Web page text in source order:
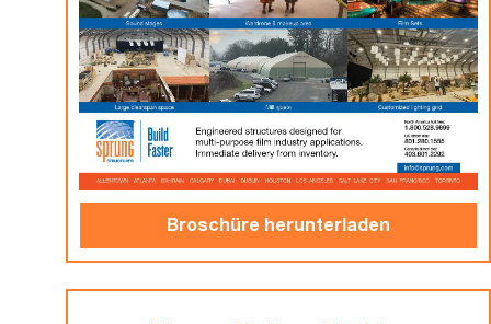
Broschüre herunterladen